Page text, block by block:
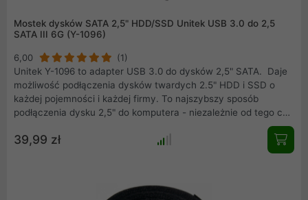
Mostek dysków SATA 2,5" HDD/SSD Unitek USB 3.0 do 2,5
SATA III 6G (Y-1096)
6,00
(1)
Unitek Y-1096 to adapter USB 3.0 do dysków 2,5" SATA. Daje
możliwość podłączenia dysków twardych 2.5" HDD i SSD o
każdej pojemności i każdej firmy. To najszybszy sposób
podłączenia dysku 2,5" do komputera - niezależnie od tego czy
potrzebujesz dodatkowej pamięci, back-up'u czy większego
pendrive'a.
39,99 zł